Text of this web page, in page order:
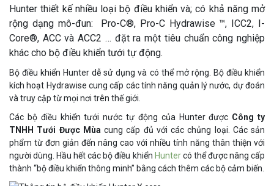
Hunter thiết kế nhiều loại bộ điều khiển và; có khả năng mở
rộng dạng mô-đun: Pro-C®, Pro-C Hydrawise ™, ICC2, I-
Core®, ACC và ACC2 … đặt ra một tiêu chuẩn công nghiệp
khác cho bộ điều khiển tưới tự động.
Bộ điều khiển Hunter dễ sử dụng và có thể mở rộng. Bộ điều khiển
kích hoạt Hydrawise cung cấp các tính năng quản lý nước, dự đoán
và truy cập từ mọi nơi trên thế giới.
Các bộ điều khiển tưới nước tự động của Hunter được Công ty
TNHH Tưới Được Mùacung cấp đủ với các chủng loại. Các sản
phẩm từ đơn giản đến nâng cao với nhiều tính năng thân thiện với
người dùng. Hầu hết các bộ điều khiển Huntercó thể được nâng cấp
thành “bộ điều khiển thông minh” bằng cách thêm các bộ cảm biến.